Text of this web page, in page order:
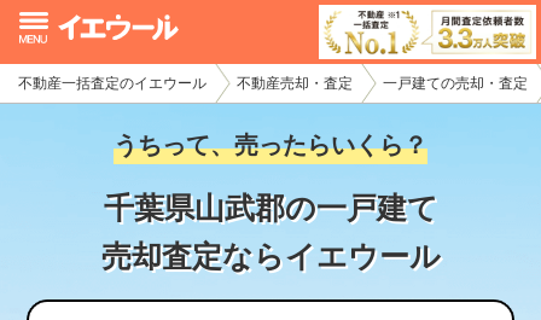
不動産一括査定のイエウール 不動産売却・査定 一戸建ての売却・査定
うちって、売ったらいくら？
千葉県山武郡の一戸建て
売却査定ならイエウール
イエウール加盟希望の不動産会社様
初めての方へ
不動産売却の流れ
不動産の売却・一括査定